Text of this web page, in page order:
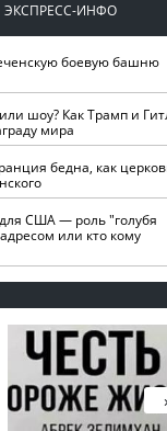
ЭКСПРЕСС-ИНФО
боевую башню
шоу? Как Трамп и
мира
бедна, как
США — роль "голубя
или кто кому
›